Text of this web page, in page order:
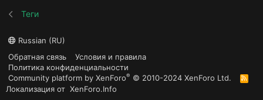
Теги
Russian (RU)
Обратная связь
Условия и правила
Политика конфиденциальности
Community platform by XenForo® © 2010-2024 XenForo Ltd.
R
S
Локализация от XenForo.Info